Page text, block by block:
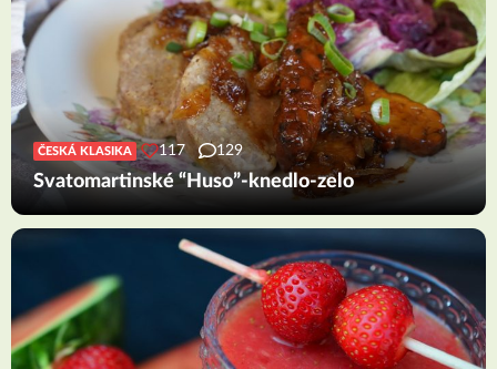
ČESKÁ KLASIKA 117 129
Svatomartinské “Huso”-knedlo-zelo